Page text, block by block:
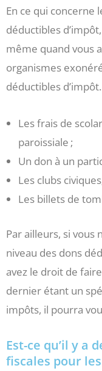
En ce qui concerne
déductibles
même quand vous
organismes
déductibles
Les frais de
paroissiale ;
Un don à un
Les clubs
Les billets de
Par ailleurs, si vous
niveau des dons
avez le droit de
dernier étant un
impôts, il pourra
Est-ce qu’il y a
fiscales pour